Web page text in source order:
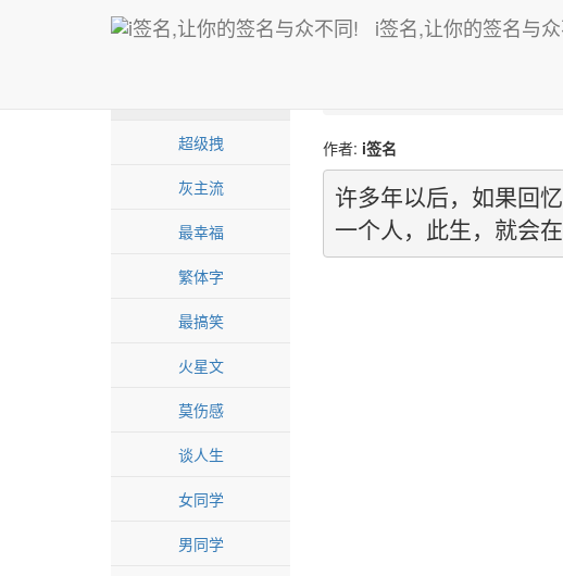
i签名,让你的签名与
超级拽
灰主流
最幸福
繁体字
最搞笑
火星文
莫伤感
谈人生
女同学
男同学
许多年以后
作者: i签名
许多年以后，如果回
一个人，此生，就会